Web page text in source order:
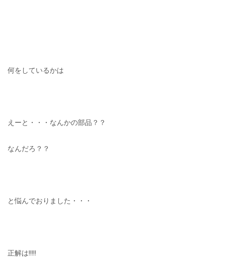
何をしているかは
えーと・・・なんかの部品？？
なんだろ？？
と悩んでおりました・・・
正解は!!!!!